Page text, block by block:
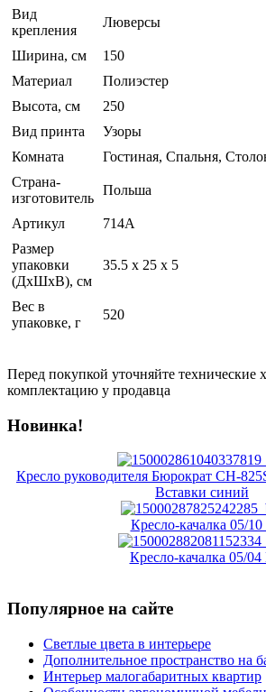
Вид
крепления
Люверсы
Ширина, см
150
Материал
Полиэстер
Высота, см
250
Вид принта
Узоры
Комната
Гостиная, Спальня,
Страна-
изготовитель
Польша
Артикул
714А
Размер
упаковки
(ДхШхВ), см
35.5 x 25 x 5
Вес в
упаковке, г
520
Перед покупкой уточняйте технические
комплектацию у продавца
Новинка!
Кресло руководителя Бюрократ CH-
Вставки синий
Кресло-качалка 05/10
Кресло-качалка 05/
Популярное на сайте
Светлые цвета в интерьере
Дополнительное пространство на
Интерьер малогабаритных квартир